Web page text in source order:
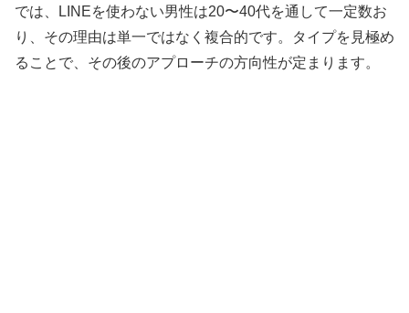
では、LINEを使わない男性は20〜40代を通して一定数お
り、その理由は単一ではなく複合的です。タイプを見極め
ることで、その後のアプローチの方向性が定まります。